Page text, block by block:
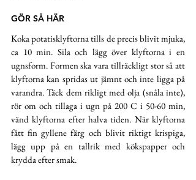
GÖR SÅ HÄR
Koka potatisklyftorna tills de precis blivit mjuka,
ca 10 min. Sila och lägg över klyftorna i en
ugnsform. Formen ska vara tillräckligt stor så att
klyftorna kan spridas ut jämnt och inte ligga på
varandra. Täck dem rikligt med olja (snåla inte),
rör om och tillaga i ugn på 200 C i 50-60 min,
vänd klyftorna efter halva tiden. När klyftorna
fått fin gyllene färg och blivit riktigt krispiga,
lägg upp på en tallrik med kökspapper och
krydda efter smak.